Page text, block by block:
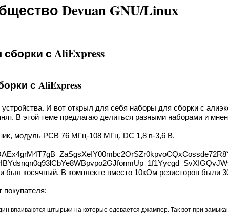
Devuan GNU/Linux
с AliExpress
с AliExpress
И вот открыл для себя наборы для сборки с
В этой теме предлагаю делиться разными наборами и
, модуль PCB 76 МГц-108 МГц, DC 1,8 в-3,6 В.
был косячный. В комплекте вместо 10кОм резисторов были
покупателя:
впаиваются штырьки на которые одевается джампер. Так вот при